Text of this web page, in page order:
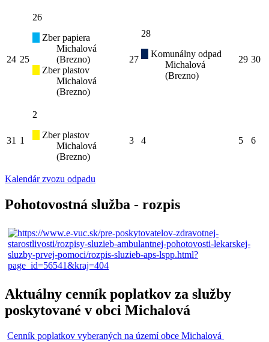
24 25
26
Zber papiera
Michalová
(Brezno)
Zber plastov
Michalová
(Brezno)
27
28
Komunálny odpad
Michalová
(Brezno)
29 30
31 1
2
Zber plastov
Michalová
(Brezno)
3 4 5 6
Kalendár zvozu odpadu
Pohotovostná služba - rozpis
Aktuálny cenník poplatkov za služby
poskytované v obci Michalová
Cenník poplatkov vyberaných na území obce Michalová